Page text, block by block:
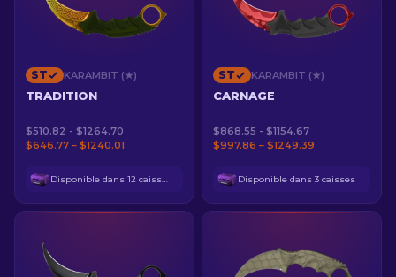
ST KARAMBIT (★)
TRADITION
$510.82 - $1264.70
$646.77 – $1240.01
Disponible dans 12 caisses
ST KARAMBIT (★)
CARNAGE
$868.55 - $1154.67
$997.86 – $1249.39
Disponible dans 3 caisses